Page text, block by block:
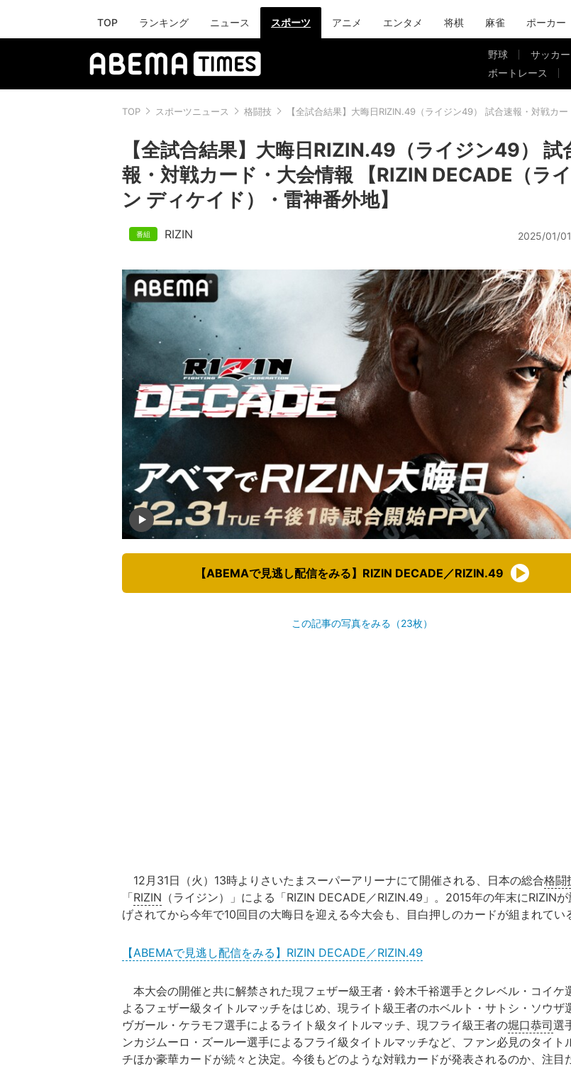
TOP ランキング ニュース スポーツ アニメ エンタメ 将棋 麻雀 ポーカー
野球 サッカー
ボートレース
TOP スポーツニュース 格闘技 【全試合結果】大晦日RIZIN.49（ライジン49） 試合速報・対戦カ
【全試合結果】大晦日RIZIN.49（ライジン49） 試
報・対戦カード・大会情報 【RIZIN DECADE（ラ
ン ディケイド）・雷神番外地】
RIZIN 2025/01/
【ABEMAで見逃し配信をみる】RIZIN DECADE／RIZIN.49
この記事の写真をみる（23枚）
12月31日（火）13時よりさいたまスーパーアリーナにて開催される、日本の総合格闘
「RIZIN （ライジン）」による「RIZIN DECADE／RIZIN.49」。2015年の年末にRIZIN
げされてから今年で10回目の大晦日を迎える今大会も、目白押しのカードが組まれてい
【ABEMAで見逃し配信をみる】RIZIN DECADE／RIZIN.49
本大会の開催と共に解禁された現フェザー級王者・鈴木千裕選手とクレベル・コイケ
よるフェザー級タイトルマッチをはじめ、現ライト級王者のホベルト・サトシ・ソウザ
ヴガール・ケラモフ選手によるライト級タイトルマッチ、現フライ級王者の堀口恭司選
ンカジムーロ・ズールー選手によるフライ級タイトルマッチなど、ファン必見のタイト
チほか豪華カードが続々と決定。今後もどのような対戦カードが発表されるのか、注目